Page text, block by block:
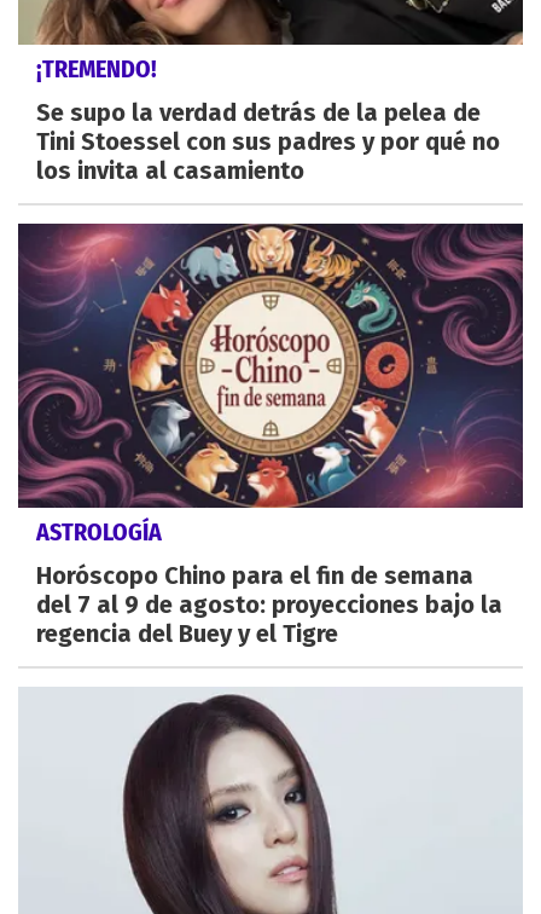
¡TREMENDO!
Se supo la verdad detrás de la pelea de
Tini Stoessel con sus padres y por qué no
los invita al casamiento
ASTROLOGÍA
Horóscopo Chino para el fin de semana
del 7 al 9 de agosto: proyecciones bajo la
regencia del Buey y el Tigre